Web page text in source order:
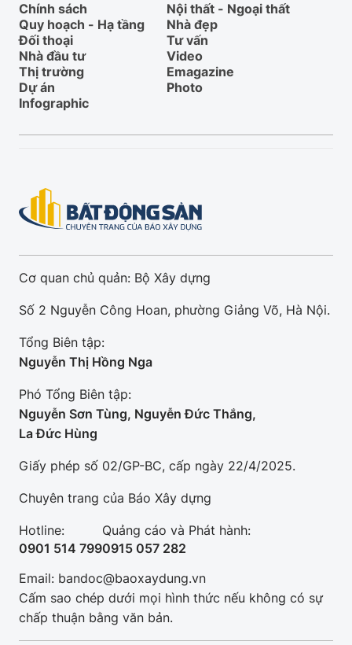
Chính sách
Nội thất - Ngoại thất
Quy hoạch - Hạ tầng
Nhà đẹp
Đối thoại
Tư vấn
Nhà đầu tư
Video
Thị trường
Emagazine
Dự án
Photo
Infographic
Cơ quan chủ quản: Bộ Xây dựng
Số 2 Nguyễn Công Hoan, phường Giảng Võ, Hà Nội.
Tổng Biên tập:
Nguyễn Thị Hồng Nga
Phó Tổng Biên tập:
Nguyễn Sơn Tùng, Nguyễn Đức Thắng,
La Đức Hùng
Giấy phép số 02/GP-BC, cấp ngày 22/4/2025.
Chuyên trang của Báo Xây dựng
Hotline:
0901 514 799
Quảng cáo và Phát hành:
0915 057 282
Email: bandoc@baoxaydung.vn
Cấm sao chép dưới mọi hình thức nếu không có sự
chấp thuận bằng văn bản.